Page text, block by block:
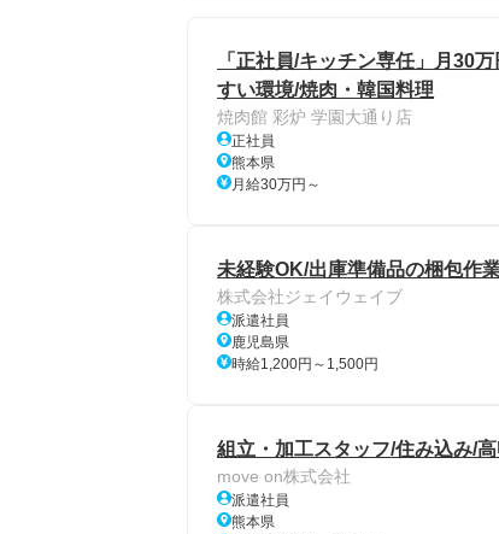
「正社員/キッチン専任」月30
すい環境/焼肉・韓国料理
焼肉館 彩炉 学園大通り店
正社員
熊本県
月給30万円～
未経験OK/出庫準備品の梱包作
株式会社ジェイウェイブ
派遣社員
鹿児島県
時給1,200円～1,500円
組立・加工スタッフ/住み込み/
move on株式会社
派遣社員
熊本県